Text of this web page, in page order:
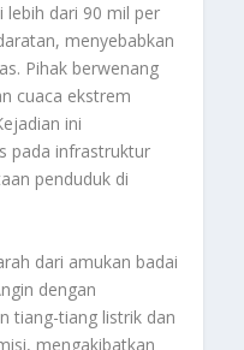
lebih dari 90 mil per
menyebabkan
Pihak berwenang
cuaca ekstrem
ini
pada infrastruktur
penduduk di
dari amukan badai
dengan
tiang-tiang listrik dan
mengakibatkan